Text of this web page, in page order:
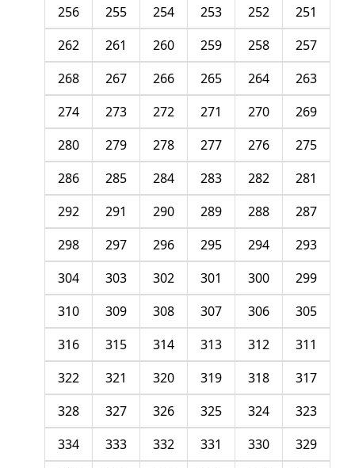
251
252
253
254
255
256
257
258
259
260
261
262
263
264
265
266
267
268
269
270
271
272
273
274
275
276
277
278
279
280
281
282
283
284
285
286
287
288
289
290
291
292
293
294
295
296
297
298
299
300
301
302
303
304
305
306
307
308
309
310
311
312
313
314
315
316
317
318
319
320
321
322
323
324
325
326
327
328
329
330
331
332
333
334